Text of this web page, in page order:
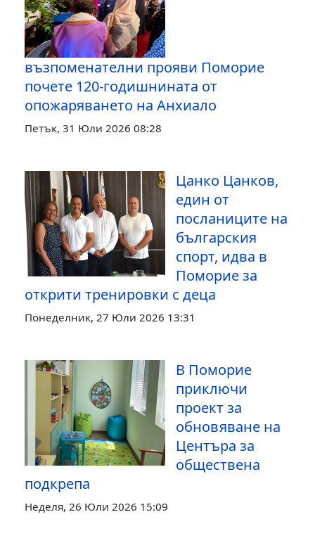
възпоменателни прояви Поморие
почете 120-годишнината от
опожаряването на Анхиало
Петък, 31 Юли 2026 08:28
Цанко Цанков,
един от
посланиците на
българския
спорт, идва в
Поморие за
открити тренировки с деца
Понеделник, 27 Юли 2026 13:31
В Поморие
приключи
проект за
обновяване на
Центъра за
обществена
подкрепа
Неделя, 26 Юли 2026 15:09